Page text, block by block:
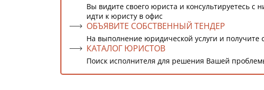
Вы видите своего юриста и консультируетесь с
идти к юристу в офис
ОБЪЯВИТЕ СОБСТВЕННЫЙ ТЕНДЕР
На выполнение юридической услуги и получите
КАТАЛОГ ЮРИСТОВ
Поиск исполнителя для решения Вашей